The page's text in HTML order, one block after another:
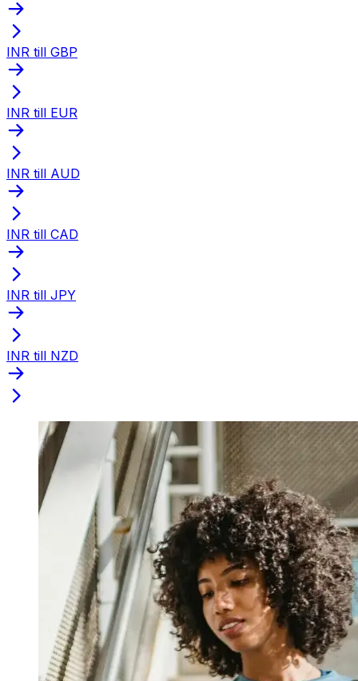
INR till GBP
INR till EUR
INR till AUD
INR till CAD
INR till JPY
INR till NZD